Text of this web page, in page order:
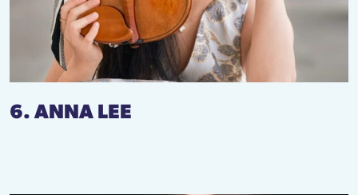
6. ANNA LEE